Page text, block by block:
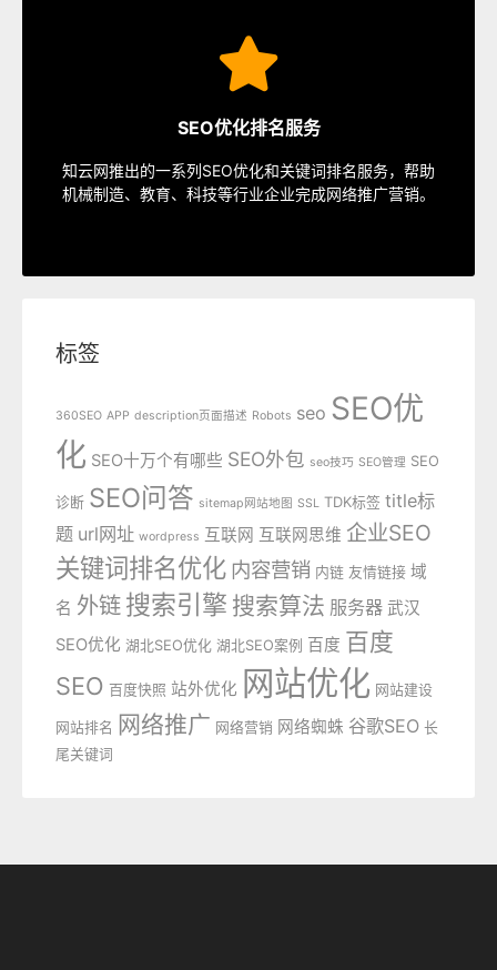
SEO优化排名服务
知云网推出的一系列SEO优化和关键词排名服务，帮助
机械制造、教育、科技等行业企业完成网络推广营销。
SEO服务中心
速排名等多种服务，从容应对各种优化需求。
SEO服务
标签
360SEO APP description页面描述 Robots seo SEO优
化 SEO十万个有哪些 SEO外包 seo技巧 SEO管理 SEO
诊断 SEO问答 sitemap网站地图 SSL TDK标签 title标
题 url网址 wordpress 互联网 互联网思维 企业SEO
关键词排名优化 内容营销 内链 友情链接 域
名 外链 搜索引擎 搜索算法 服务器 武汉
SEO优化 湖北SEO优化 湖北SEO案例 百度 百度
SEO 百度快照 站外优化 网站优化 网站建设
网站排名 网络推广 网络营销 网络蜘蛛 谷歌SEO 长
尾关键词